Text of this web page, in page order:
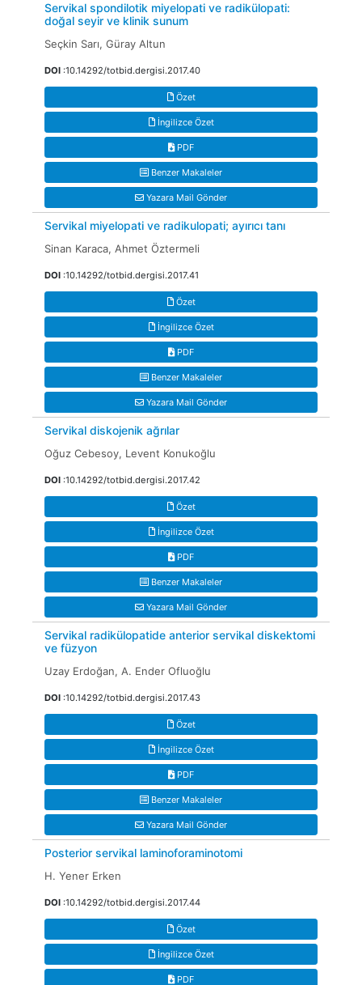
Servikal spondilotik miyelopati ve radikülopati:
doğal seyir ve klinik sunum
Seçkin Sarı, Güray Altun
DOI :10.14292/totbid.dergisi.2017.40
Özet
İngilizce Özet
PDF
Benzer Makaleler
Yazara Mail Gönder
Servikal miyelopati ve radikulopati; ayırıcı tanı
Sinan Karaca, Ahmet Öztermeli
DOI :10.14292/totbid.dergisi.2017.41
Özet
İngilizce Özet
PDF
Benzer Makaleler
Yazara Mail Gönder
Servikal diskojenik ağrılar
Oğuz Cebesoy, Levent Konukoğlu
DOI :10.14292/totbid.dergisi.2017.42
Özet
İngilizce Özet
PDF
Benzer Makaleler
Yazara Mail Gönder
Servikal radikülopatide anterior servikal diskektomi
ve füzyon
Uzay Erdoğan, A. Ender Ofluoğlu
DOI :10.14292/totbid.dergisi.2017.43
Özet
İngilizce Özet
PDF
Benzer Makaleler
Yazara Mail Gönder
Posterior servikal laminoforaminotomi
H. Yener Erken
DOI :10.14292/totbid.dergisi.2017.44
Özet
İngilizce Özet
PDF